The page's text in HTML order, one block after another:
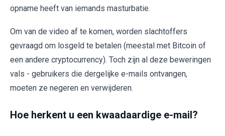
opname heeft van iemands masturbatie.
Om van de video af te komen, worden slachtoffers
gevraagd om losgeld te betalen (meestal met Bitcoin of
een andere cryptocurrency). Toch zijn al deze beweringen
vals - gebruikers die dergelijke e-mails ontvangen,
moeten ze negeren en verwijderen.
Hoe herkent u een kwaadaardige e-mail?